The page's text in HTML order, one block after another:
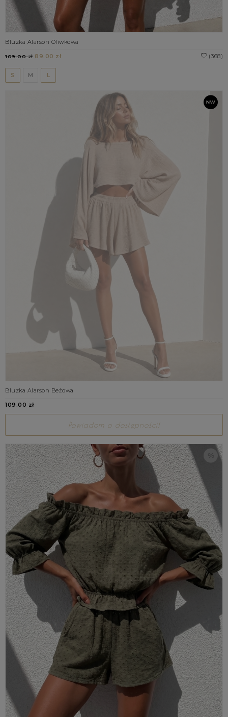
Bluzka Alarson Oliwkowa
(368)
109.00 zł89.00 zł
S M L
Bluzka Alarson Beżowa
109.00 zł
Powiadom o dostępności!